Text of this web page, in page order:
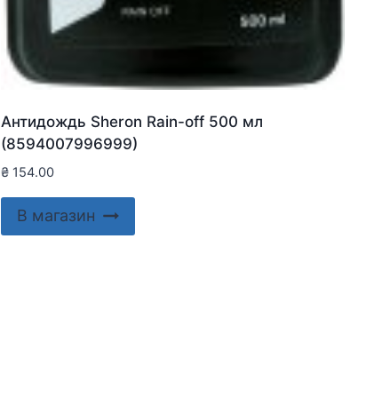
Антидождь Sheron Rain-off 500 мл
(8594007996999)
₴154.00
В магазин